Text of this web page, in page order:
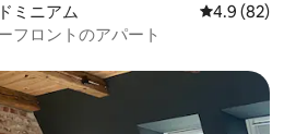
ミニアム レビュー82
4.9 (82)
フロントのアパート